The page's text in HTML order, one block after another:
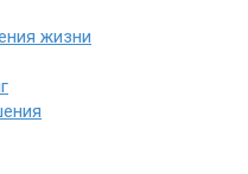
жизни